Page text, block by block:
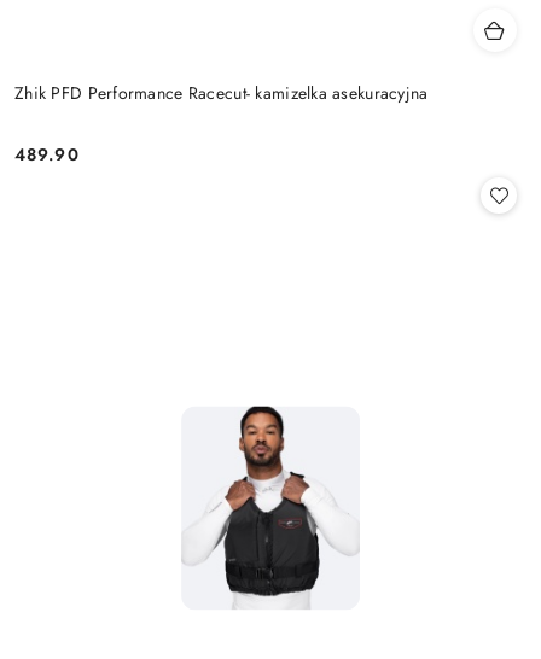
Zhik PFD Performance Racecut- kamizelka asekuracyjna
Cena:
489.90